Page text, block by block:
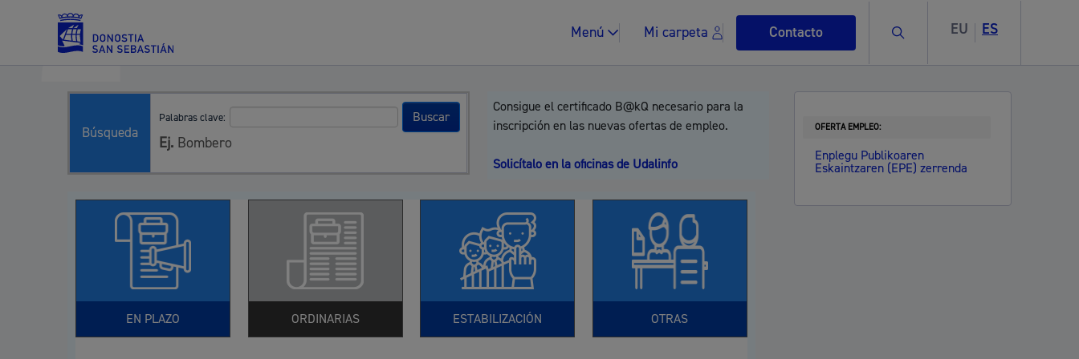
Menú Mi carpeta Contacto Buscar EU ES
Servicios
Servicios sociales Vivienda y urbanismo
Búsqueda
Palabras clave:
Ej. Bombero
Consigue el certificado B@kQ necesario para la
inscripción en las nuevas ofertas de empleo.
Solicítalo en la oficinas de Udalinfo
EN PLAZO ORDINARIAS ESTABILIZACIÓN OTRAS
OFERTA EMPLEO:
Enplegu Publikoaren
Eskaintzaren (EPE) zerrenda